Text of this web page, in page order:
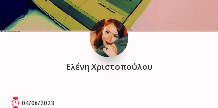
Ελένη Χριστοπούλου
04/06/2023